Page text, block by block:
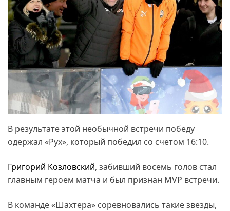
В результате этой необычной встречи победу
одержал «Рух», который победил со счетом 16:10.
Григорий Козловский, забивший восемь голов стал
главным героем матча и был признан MVP встречи.
В команде «Шахтера» соревновались такие звезды,